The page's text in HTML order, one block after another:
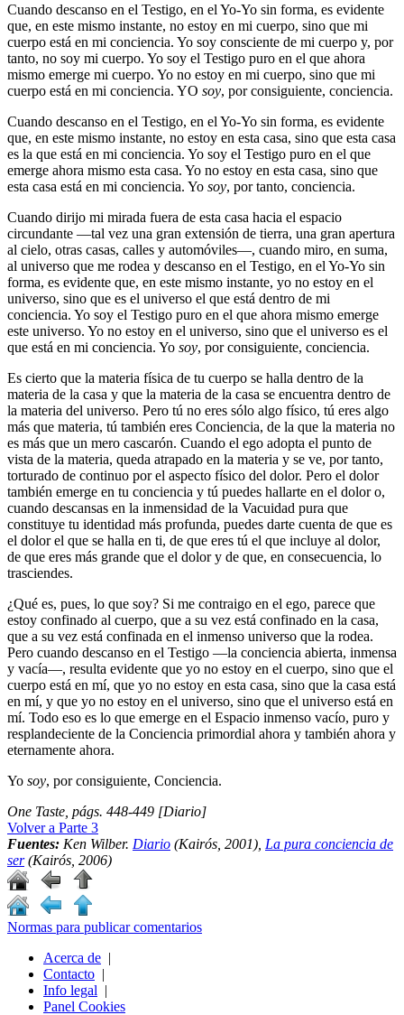
Cuando descanso en el Testigo, en el Yo-Yo sin forma, es evidente
que, en este mismo instante, no estoy en mi cuerpo, sino que mi
cuerpo está en mi conciencia. Yo soy consciente de mi cuerpo y, por
tanto, no soy mi cuerpo. Yo soy el Testigo puro en el que ahora
mismo emerge mi cuerpo. Yo no estoy en mi cuerpo, sino que mi
cuerpo está en mi conciencia. YO soy, por consiguiente, conciencia.
Cuando descanso en el Testigo, en el Yo-Yo sin forma, es evidente
que, en este mismo instante, no estoy en esta casa, sino que esta casa
es la que está en mi conciencia. Yo soy el Testigo puro en el que
emerge ahora mismo esta casa. Yo no estoy en esta casa, sino que
esta casa está en mi conciencia. Yo soy, por tanto, conciencia.
Cuando dirijo mi mirada fuera de esta casa hacia el espacio
circundante ―tal vez una gran extensión de tierra, una gran apertura
al cielo, otras casas, calles y automóviles―, cuando miro, en suma,
al universo que me rodea y descanso en el Testigo, en el Yo-Yo sin
forma, es evidente que, en este mismo instante, yo no estoy en el
universo, sino que es el universo el que está dentro de mi
conciencia. Yo soy el Testigo puro en el que ahora mismo emerge
este universo. Yo no estoy en el universo, sino que el universo es el
que está en mi conciencia. Yo soy, por consiguiente, conciencia.
Es cierto que la materia física de tu cuerpo se halla dentro de la
materia de la casa y que la materia de la casa se encuentra dentro de
la materia del universo. Pero tú no eres sólo algo físico, tú eres algo
más que materia, tú también eres Conciencia, de la que la materia no
es más que un mero cascarón. Cuando el ego adopta el punto de
vista de la materia, queda atrapado en la materia y se ve, por tanto,
torturado de continuo por el aspecto físico del dolor. Pero el dolor
también emerge en tu conciencia y tú puedes hallarte en el dolor o,
cuando descansas en la inmensidad de la Vacuidad pura que
constituye tu identidad más profunda, puedes darte cuenta de que es
el dolor el que se halla en ti, de que eres tú el que incluye al dolor,
de que eres más grande que el dolor y de que, en consecuencia, lo
trasciendes.
¿Qué es, pues, lo que soy? Si me contraigo en el ego, parece que
estoy confinado al cuerpo, que a su vez está confinado en la casa,
que a su vez está confinada en el inmenso universo que la rodea.
Pero cuando descanso en el Testigo ―la conciencia abierta, inmensa
y vacía―, resulta evidente que yo no estoy en el cuerpo, sino que el
cuerpo está en mí, que yo no estoy en esta casa, sino que la casa está
en mí, y que yo no estoy en el universo, sino que el universo está en
mí. Todo eso es lo que emerge en el Espacio inmenso vacío, puro y
resplandeciente de la Conciencia primordial ahora y también ahora y
eternamente ahora.
Yo soy, por consiguiente, Conciencia.
One Taste, págs. 448-449 [Diario]
Volver a Parte 3
Fuentes: Ken Wilber. Diario (Kairós, 2001), La pura conciencia de
ser(Kairós, 2006)
Normas para publicar comentarios
Acerca de |
Contacto |
Info legal |
Panel Cookies